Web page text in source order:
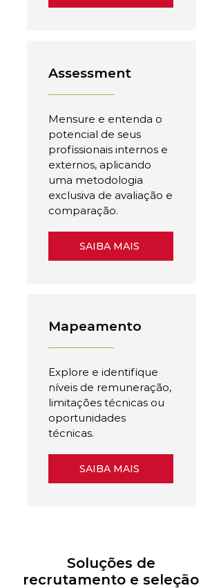
Assessment
Mensure e entenda o
potencial de seus
profissionais internos e
externos, aplicando
uma metodologia
exclusiva de avaliação e
comparação.
SAIBA MAIS
Mapeamento
Explore e identifique
níveis de remuneração,
limitações técnicas ou
oportunidades
técnicas.
SAIBA MAIS
Soluções de
recrutamento e seleção